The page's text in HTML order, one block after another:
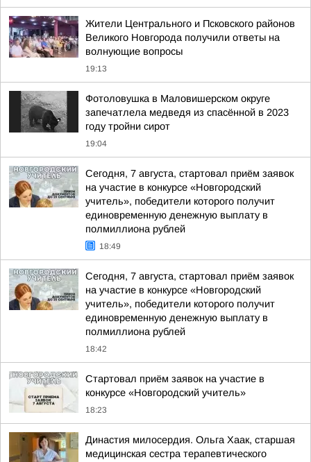
Жители Центрального и Псковского районов
Великого Новгорода получили ответы на
волнующие вопросы
19:13
Фотоловушка в Маловишерском округе
запечатлела медведя из спасённой в 2023
году тройни сирот
19:04
Сегодня, 7 августа, стартовал приём заявок
на участие в конкурсе «Новгородский
учитель», победители которого получит
единовременную денежную выплату в
полмиллиона рублей
18:49
Сегодня, 7 августа, стартовал приём заявок
на участие в конкурсе «Новгородский
учитель», победители которого получит
единовременную денежную выплату в
полмиллиона рублей
18:42
Стартовал приём заявок на участие в
конкурсе «Новгородский учитель»
18:23
Династия милосердия. Ольга Хаак, старшая
медицинская сестра терапевтического